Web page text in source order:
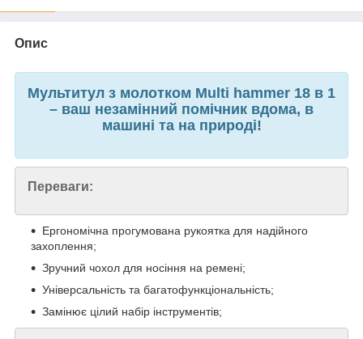
Опис
Мультитул з молотком Multi hammer 18 в 1
– ваш незамінний помічник вдома, в
машині та на природі!
Переваги:
Ергономічна прогумована рукоятка для надійного
захоплення;
Зручний чохол для носіння на ремені;
Універсальність та багатофункціональність;
Замінює цілий набір інструментів;